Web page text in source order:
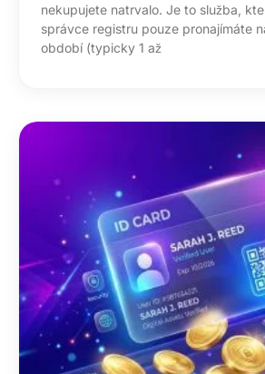
nekupujete natrvalo. Je to služba,
správce registru pouze pronajímáte
období (typicky 1 až